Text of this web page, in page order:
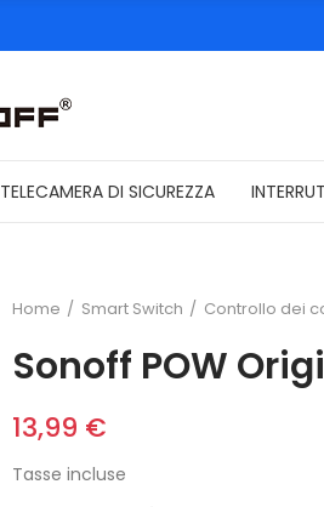
TELECAMERA DI SICUREZZA
Home Smart Switch Controllo dei
Sonoff POW
13,99 €
Tasse incluse